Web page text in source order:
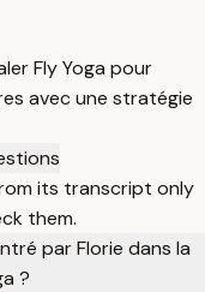
Fly Yoga pour
avec une stratégie
its transcript only
them.
par Florie dans la
?